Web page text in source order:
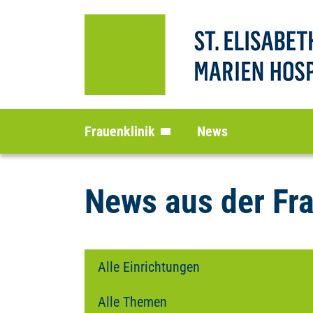
Frauenklinik News
News aus der